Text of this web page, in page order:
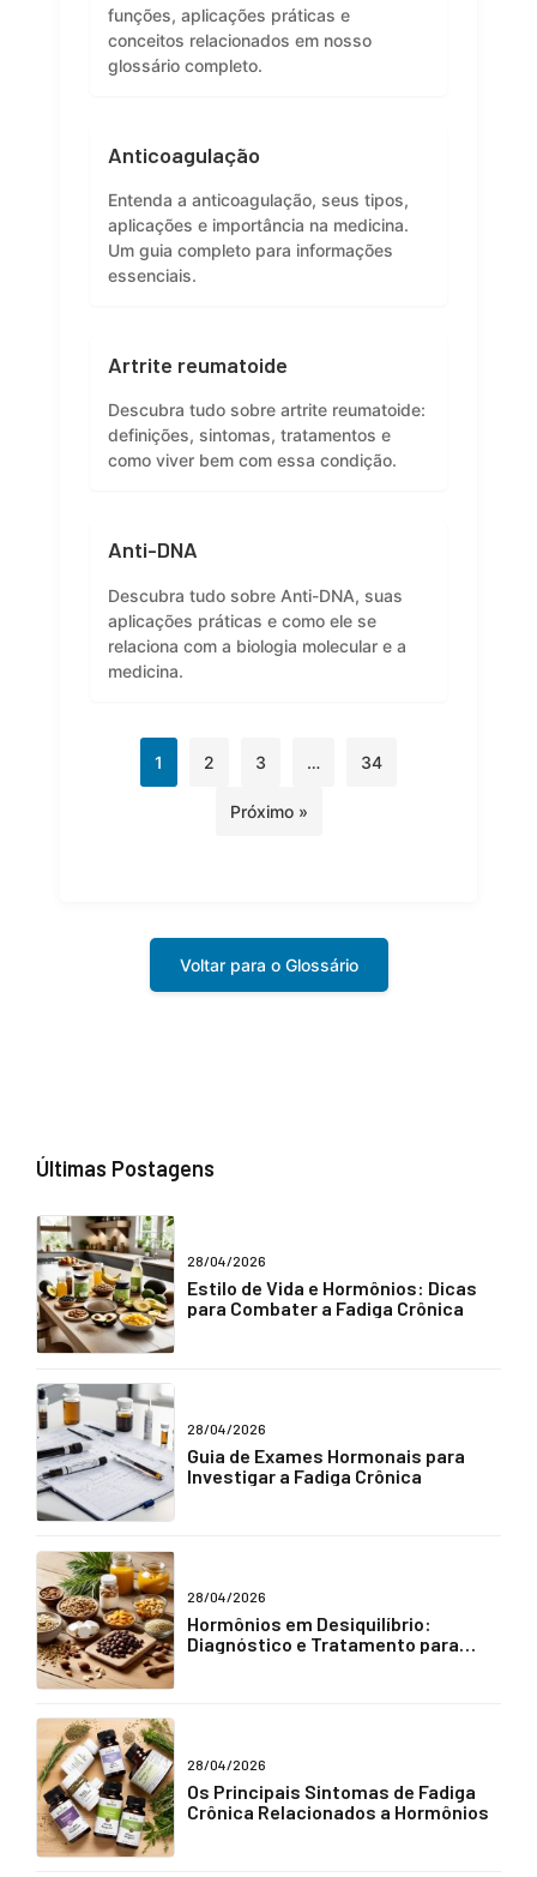
funções, aplicações práticas e
conceitos relacionados em nosso
glossário completo.
Anticoagulação
Entenda a anticoagulação, seus tipos,
aplicações e importância na medicina.
Um guia completo para informações
essenciais.
Artrite reumatoide
Descubra tudo sobre artrite reumatoide:
definições, sintomas, tratamentos e
como viver bem com essa condição.
Anti-DNA
Descubra tudo sobre Anti-DNA, suas
aplicações práticas e como ele se
relaciona com a biologia molecular e a
medicina.
1 2 3 … 34
Próximo »
Voltar para o Glossário
Últimas Postagens
28/04/2026
Estilo de Vida e Hormônios: Dicas
para Combater a Fadiga Crônica
28/04/2026
Guia de Exames Hormonais para
Investigar a Fadiga Crônica
28/04/2026
Hormônios em Desiquilíbrio:
Diagnóstico e Tratamento para
28/04/2026
Os Principais Sintomas de Fadiga
Crônica Relacionados a Hormônios